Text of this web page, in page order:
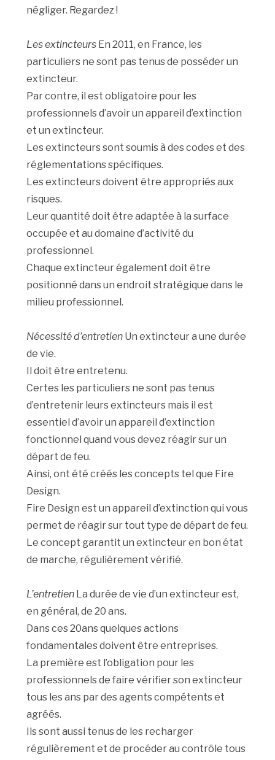
négliger. Regardez !
Les extincteurs En 2011, en France, les
particuliers ne sont pas tenus de posséder un
extincteur.
Par contre, il est obligatoire pour les
professionnels d’avoir un appareil d’extinction
et un extincteur.
Les extincteurs sont soumis à des codes et des
réglementations spécifiques.
Les extincteurs doivent être appropriés aux
risques.
Leur quantité doit être adaptée à la surface
occupée et au domaine d’activité du
professionnel.
Chaque extincteur également doit être
positionné dans un endroit stratégique dans le
milieu professionnel.
Nécessité d’entretien Un extincteur a une durée
de vie.
Il doit être entretenu.
Certes les particuliers ne sont pas tenus
d’entretenir leurs extincteurs mais il est
essentiel d’avoir un appareil d’extinction
fonctionnel quand vous devez réagir sur un
départ de feu.
Ainsi, ont été créés les concepts tel que Fire
Design.
Fire Design est un appareil d’extinction qui vous
permet de réagir sur tout type de départ de feu.
Le concept garantit un extincteur en bon état
de marche, régulièrement vérifié.
L’entretien La durée de vie d’un extincteur est,
en général, de 20 ans.
Dans ces 20ans quelques actions
fondamentales doivent être entreprises.
La première est l’obligation pour les
professionnels de faire vérifier son extincteur
tous les ans par des agents compétents et
agréés.
Ils sont aussi tenus de les recharger
régulièrement et de procéder au contrôle tous